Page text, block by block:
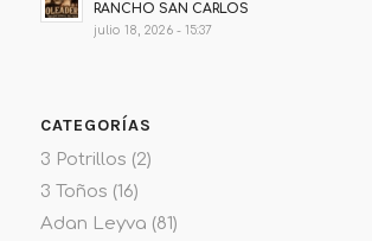
RANCHO SAN CARLOS
julio 18, 2026 - 15:37
CATEGORÍAS
3 Potrillos (2)
3 Toños (16)
Adan Leyva (81)